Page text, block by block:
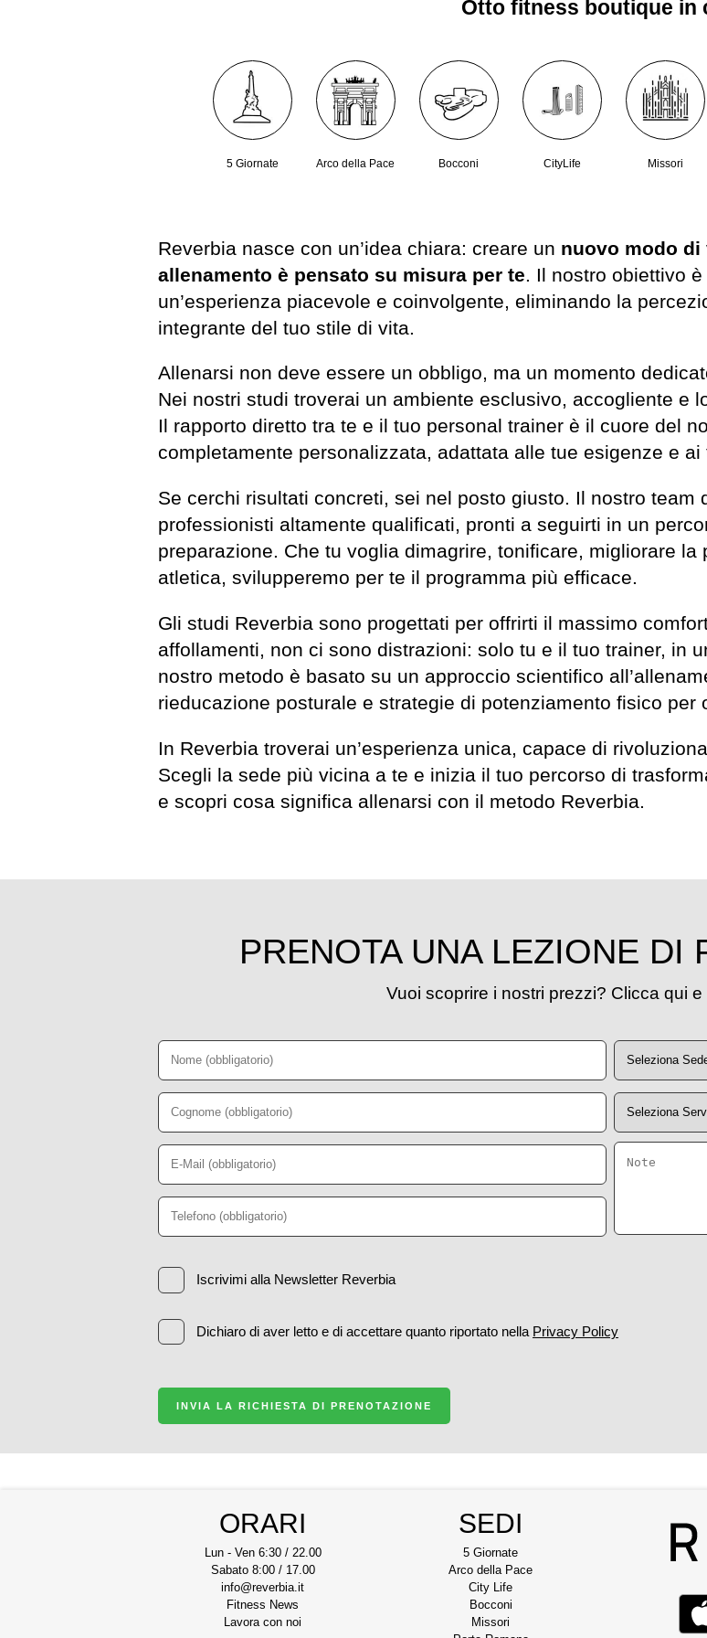
Otto fitness boutique in
5 Giornate Arco della Pace Bocconi CityLife Missori
Reverbia nasce con un’idea chiara: creare un nuovo modo
allenamento è pensato su misura per te. Il nostro obiettivo
un’esperienza piacevole e coinvolgente, eliminando la
integrante del tuo stile di vita.
Allenarsi non deve essere un obbligo, ma un momento
Nei nostri studi troverai un ambiente esclusivo, accogliente e
Il rapporto diretto tra te e il tuo personal trainer è il cuore del
completamente personalizzata, adattata alle tue esigenze e ai
Se cerchi risultati concreti, sei nel posto giusto. Il nostro team
professionisti altamente qualificati, pronti a seguirti in un
preparazione. Che tu voglia dimagrire, tonificare, migliorare
atletica, svilupperemo per te il programma più efficace.
Gli studi Reverbia sono progettati per offrirti il massimo
affollamenti, non ci sono distrazioni: solo tu e il tuo trainer, in
nostro metodo è basato su un approccio scientifico
rieducazione posturale e strategie di potenziamento fisico
In Reverbia troverai un’esperienza unica, capace di
Scegli la sede più vicina a te e inizia il tuo percorso di
e scopri cosa significa allenarsi con il metodo Reverbia.
PRENOTA UNA LEZIONE DI
Vuoi scoprire i nostri prezzi? Clicca qui
Iscrivimi alla Newsletter Reverbia
Dichiaro di aver letto e di accettare quanto riportato nella Privacy Policy
INVIA LA RICHIESTA DI PRENOTAZIONE
ORARI
Lun - Ven 6:30 / 22.00
Sabato 8:00 / 17.00
info@reverbia.it
Fitness News
Lavora con noi
SEDI
5 Giornate
Arco della Pace
City Life
Bocconi
Missori